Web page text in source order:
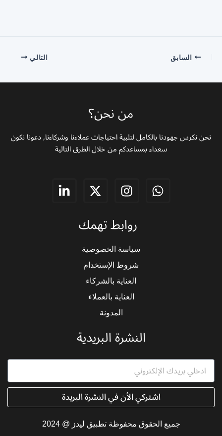
السابق التالي
من نحن؟
نحن نكرس جهودنا بالكامل لتلبية احتياجات عملاءنا وشركاءنا, دعونا نكون
سعداء بمساعدكم من خلال الطرق التالية
W
h
I
n
t
a
g
a
m
X
-
w
i
t
t
e
r
L
i
روابط تهمك
سياسة الخصوصية
شروط الإستخدام
العناية بالشركاء
العناية بالعملاء
المدونة
النشرة البريدية
اشتركي الأن في النشرة البريدة
جميع الحقوق محفوظة تطبيق ليدز @ 2024